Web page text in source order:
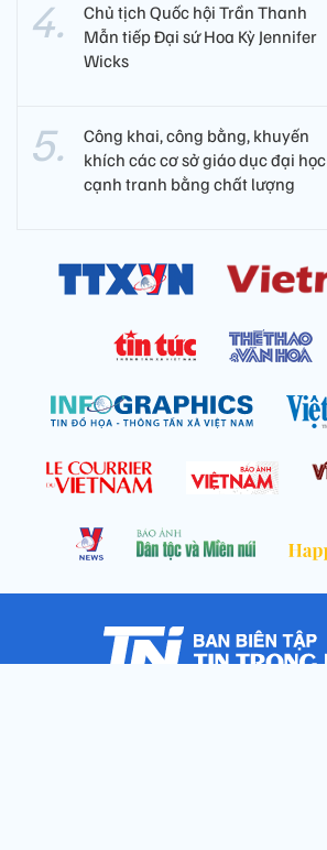
Chủ tịch Quốc hội Trần Thanh
Mẫn tiếp Đại sứ Hoa Kỳ Jennifer
Wicks
Công khai, công bằng, khuyến
khích các cơ sở giáo dục đại học
cạnh tranh bằng chất lượng​